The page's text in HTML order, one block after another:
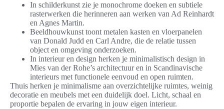
In schilderkunst zie je monochrome doeken en subtiele
rasterwerken die herinneren aan werken van Ad Reinhardt
en Agnes Martin.
Beeldhouwkunst toont metalen kasten en vloerpanelen
van Donald Judd en Carl Andre, die de relatie tussen
object en omgeving onderzoeken.
In interieur en design herken je minimalistisch design in
Mies van der Rohe’s architectuur en in Scandinavische
interieurs met functionele eenvoud en open ruimten.
Thuis herken je minimalisme aan overzichtelijke ruimtes, weinig
decoratie en meubels met een duidelijk doel. Licht, schaal en
proportie bepalen de ervaring in jouw eigen interieur.